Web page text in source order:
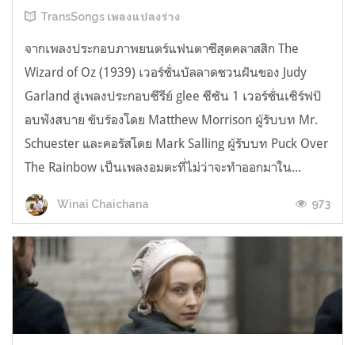
TransSongs เพลงแปลงร่าง
จากเพลงประกอบภาพยนตร์แฟนตาซีสุดคลาสสิก The
Wizard of Oz (1939) เวอร์ชั่นบัลลาดชวนฝันของ Judy
Garland สู่เพลงประกอบซีรีย์ glee ซีซัน 1 เวอร์ชั่นเซิร์ฟป๊
อบฟังสบาย ขับร้องโดย Matthew Morrison ผู้รับบท Mr.
Schuester และคอรัสโดย Mark Salling ผู้รับบท Puck Over
The Rainbow เป็นเพลงอมตะที่ไม่ว่าจะทำออกมาใน...
Winai Chaichana 973